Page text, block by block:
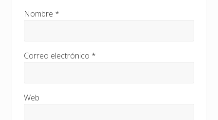
Nombre *
Correo electrónico *
Web